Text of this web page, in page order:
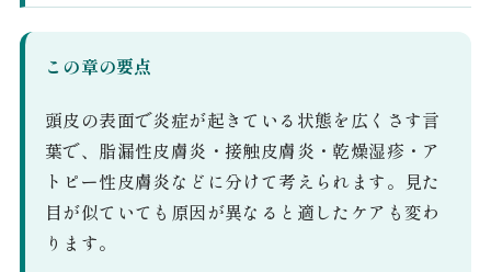
この章の要点
頭皮の表面で炎症が起きている状態を広くさす言
葉で、脂漏性皮膚炎・接触皮膚炎・乾燥湿疹・ア
トピー性皮膚炎などに分けて考えられます。見た
目が似ていても原因が異なると適したケアも変わ
ります。